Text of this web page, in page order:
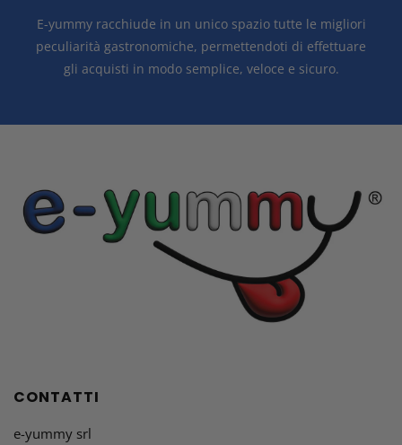
E-yummy racchiude in un unico spazio tutte le migliori
peculiarità gastronomiche, permettendoti di effettuare
gli acquisti in modo semplice, veloce e sicuro.
CONTATTI
e-yummy srl